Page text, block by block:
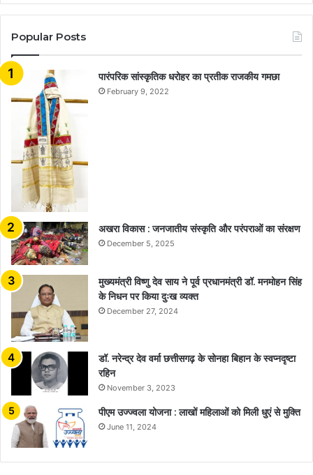
Popular Posts
​​​​​​​पारंपरिक सांस्कृतिक धरोहर का प्रतीक राजकीय गमछा
February 9, 2022
अखरा विकास : जनजातीय संस्कृति और परंपराओं का संरक्षण
December 5, 2025
मुख्यमंत्री विष्णु देव साय ने पूर्व प्रधानमंत्री डॉ. मनमोहन सिंह
के निधन पर किया दुःख व्यक्त
December 27, 2024
डॉ. नरेन्द्र देव वर्मा छत्तीसगढ़ के सोनहा बिहान के स्वप्नदृष्टा
रहिन
November 3, 2023
पीएम उज्ज्वला योजना : लाखों महिलाओं को मिली धुएं से मुक्ति
June 11, 2024